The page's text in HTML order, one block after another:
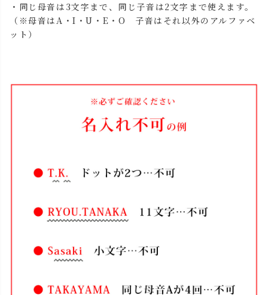
・同じ母音は3文字まで、同じ子音は2文字まで使えます。
（※母音はA・I・U・E・O 子音はそれ以外のアルファベ
ット）